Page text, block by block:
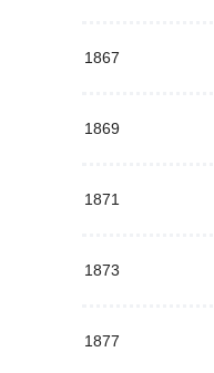
1867
1869
1871
1873
1877